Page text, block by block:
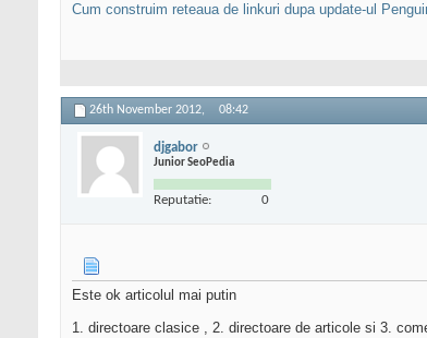
Cum construim reteaua de linkuri dupa update-ul
26th November 2012, 08:42
djgabor
Junior SeoPedia
Reputatie: 0
Este ok articolul mai putin
1. directoare clasice , 2. directoare de articole si 3.